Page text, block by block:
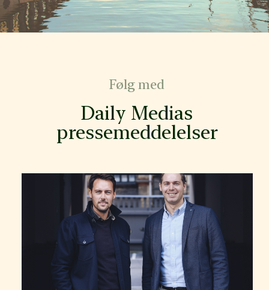
Følg med
Daily Medias
pressemeddelelser